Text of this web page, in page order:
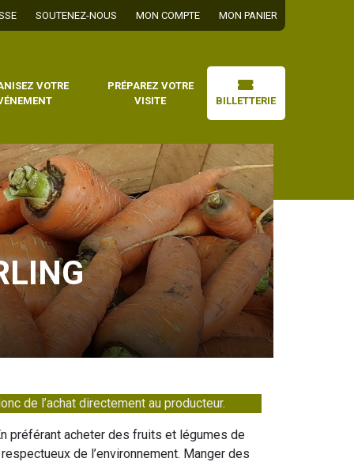
SOUTENEZ-NOUS MON COMPTE MON PANIER
VOTRE
PRÉPAREZ VOTRE
VISITE
BILLETTERIE
de l’achat directement au producteur.
préférant acheter des fruits et légumes de
de l’environnement. Manger des